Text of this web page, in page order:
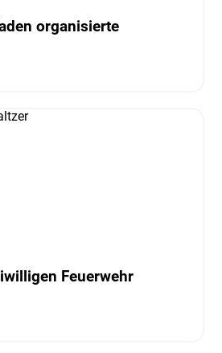
organisierte
Feuerwehr